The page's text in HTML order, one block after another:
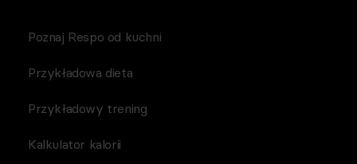
Poznaj Respo od kuchni
Przykładowa dieta
Przykładowy trening
Kalkulator kalorii